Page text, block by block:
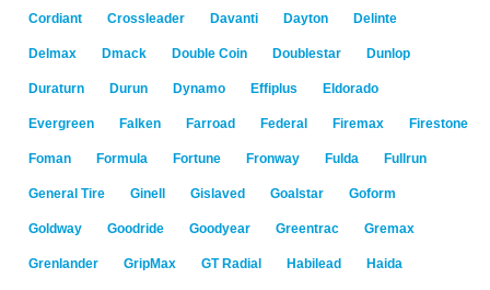
Cordiant Crossleader Davanti Dayton Delinte
Delmax Dmack Double Coin Doublestar Dunlop
Duraturn Durun Dynamo Effiplus Eldorado
Evergreen Falken Farroad Federal Firemax Firestone
Foman Formula Fortune Fronway Fulda Fullrun
General Tire Ginell Gislaved Goalstar Goform
Goldway Goodride Goodyear Greentrac Gremax
Grenlander GripMax GT Radial Habilead Haida